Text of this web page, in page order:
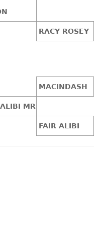
RACY ROSEY
MACINDASH
MR
FAIR ALIBI